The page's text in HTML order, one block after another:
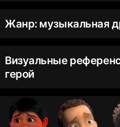
Жанр: музыкальная
Визуальные
герой